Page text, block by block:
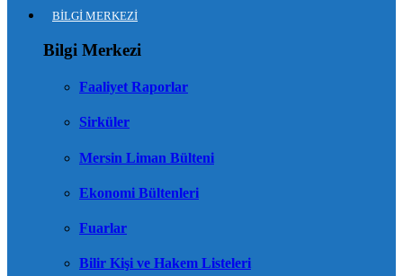
BİLGİ MERKEZİ
Bilgi Merkezi
Faaliyet Raporlar
Sirküler
Mersin Liman Bülteni
Ekonomi Bültenleri
Fuarlar
Bilir Kişi ve Hakem Listeleri